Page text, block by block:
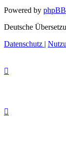
Powered by phpBB
Deutsche
Datenschutz